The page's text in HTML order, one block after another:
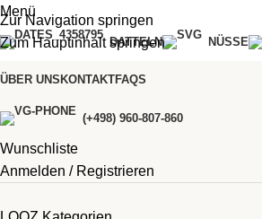
Zur Navigation springen
Zum Hauptinhalt springen
Menü
DATTELN NÜSSE
ÜBER UNS KONTAKTFAQS
(+498) 960-807-860
Wunschliste
Anmelden / Registrieren